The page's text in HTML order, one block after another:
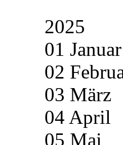
2025
01 Januar
02
03 März
04 April
05 Mai